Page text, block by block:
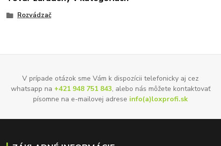
Rozvádzač
V prípade otázok sme Vám k dispozícii telefonicky aj cez
whatsapp na +421 948 751 843, alebo nás môžete kontaktovať
písomne na e-mailovej adrese info(a)loxprofi.sk